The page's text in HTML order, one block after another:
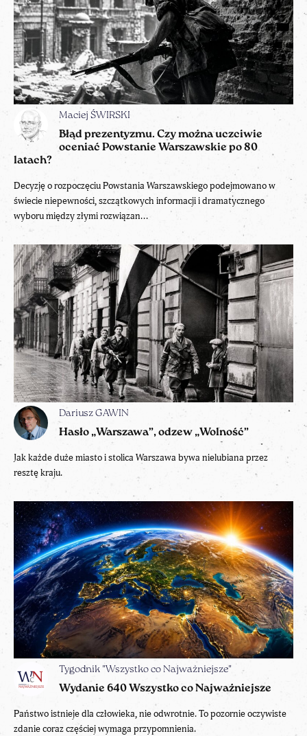
Maciej ŚWIRSKI
Błąd prezentyzmu. Czy można uczciwie
oceniać Powstanie Warszawskie po 80
latach?
Decyzję o rozpoczęciu Powstania Warszawskiego podejmowano w
świecie niepewności, szczątkowych informacji i dramatycznego
wyboru między złymi rozwiązan...
Dariusz GAWIN
Hasło „Warszawa”, odzew „Wolność”
Jak każde duże miasto i stolica Warszawa bywa nielubiana przez
resztę kraju.
Tygodnik "Wszystko co Najważniejsze"
Wydanie 640 Wszystko co Najważniejsze
Państwo istnieje dla człowieka, nie odwrotnie. To pozornie oczywiste
zdanie coraz częściej wymaga przypomnienia.